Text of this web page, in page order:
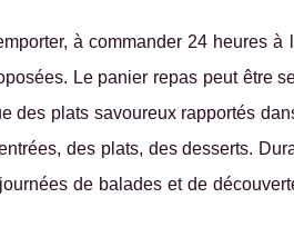
à commander 24 heures à
Le panier repas peut être
plats savoureux rapportés
des plats, des desserts.
de balades et de